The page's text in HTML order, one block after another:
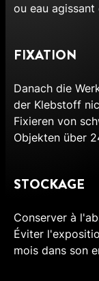
ou eau
FIXATION
Danach die
der Klebstoff
Fixieren von
Objekten über
STOCKAGE
Conserver à
Éviter
mois dans son